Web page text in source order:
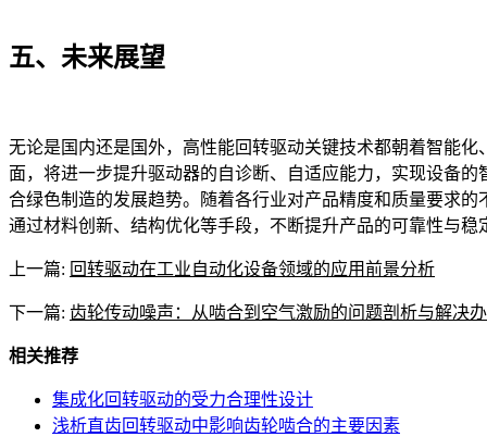
五、未来展望​
无论是国内还是国外，高性能回转驱动关键技术都朝着智能
面，将进一步提升驱动器的自诊断、自适应能力，实现设备
合绿色制造的发展趋势。随着各行业对产品精度和质量要求
通过材料创新、结构优化等手段，不断提升产品的可靠性与稳
上一篇: 回转驱动在工业自动化设备领域的应用前景分析
下一篇: 齿轮传动噪声：从啮合到空气激励的问题剖析与解决
相关推荐
集成化回转驱动的受力合理性设计
浅析直齿回转驱动中影响齿轮啮合的主要因素